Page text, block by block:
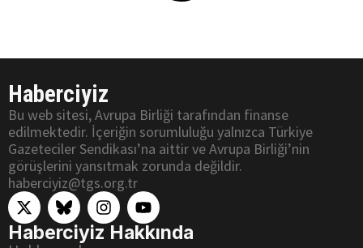
Haberciyiz
Bu web sitesi, Avrupa Birliği tarafından finanse
edilmektedir. İçeriğin sorumluluğu yalnızca Türkiye
Gazeteciler Sendikası’na aittir ve Avrupa Birliği’nin
görüşlerini yansıtmak zorunda değildir.
haberciyiz@tgs.org.tr
Haberciyiz Hakkında